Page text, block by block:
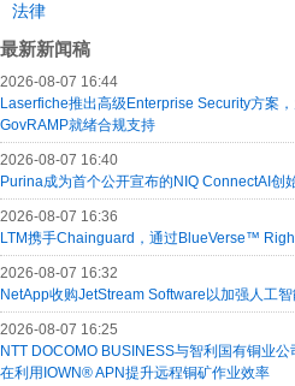
法律
最新新闻稿
2026-08-07 16:44
Laserfiche推出高级Enterprise Security方案
GovRAMP就绪合规支持
2026-08-07 16:40
Purina成为首个公开宣布的NIQ ConnectAI创
2026-08-07 16:36
LTM携手Chainguard，通过BlueVerse™
2026-08-07 16:32
NetApp收购JetStream Software以加强人工
2026-08-07 16:25
NTT DOCOMO BUSINESS与智利国有铜业
在利用IOWN® APN提升远程铜矿作业效率